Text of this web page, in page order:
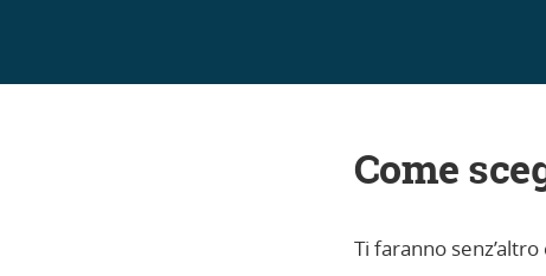
Come
Ti faranno